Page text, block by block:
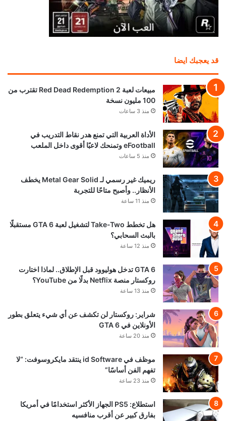
قد يعجبك ايضا
مبيعات لعبة Red Dead Redemption 2 تقترب من
100 مليون نسخة
منذ 3 ساعات
الأداة العربية التي تمنع هدر نقاط التدريب في
eFootball وتمنحك لاعبًا أقوى داخل الملعب
منذ 5 ساعات
ريميك غير رسمي لـ Metal Gear Solid يخطف
الأنظار.. وأصبح متاحًا للتجربة
منذ 11 ساعة
هل تخطط Take-Two لتشغيل لعبة GTA 6 مستقبلًا
بالبث السحابي؟
منذ 12 ساعة
GTA 6 تدخل هوليوود قبل الإطلاق.. لماذا اختارت
روكستار منصة Netflix بدلًا من YouTube؟
منذ 13 ساعة
شراير: روكستار لن تكشف عن أي شيء يتعلق بطور
الأونلاين في GTA 6
منذ 20 ساعة
موظف في id Software ينتقد مايكروسوفت: “لا
تفهم الفن أساسًا”
منذ 23 ساعة
استطلاع: PS5 الجهاز الأكثر استخدامًا في أمريكا
بفارق كبير عن أقرب منافسيه